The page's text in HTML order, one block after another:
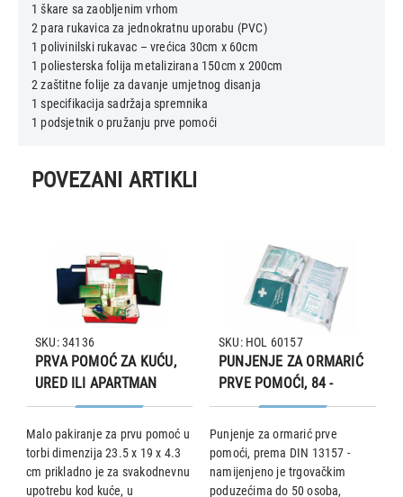
1 škare sa zaobljenim vrhom
2 para rukavica za jednokratnu uporabu (PVC)
1 polivinilski rukavac – vrećica 30cm x 60cm
1 poliesterska folija metalizirana 150cm x 200cm
2 zaštitne folije za davanje umjetnog disanja
1 specifikacija sadržaja spremnika
POVEZANI ARTIKLI
PRVA POMOĆ ZA KUĆU,
URED ILI APARTMAN
Malo pakiranje za prvu pomoć u
torbi dimenzija 23.5 x 19 x 4.3
cm prikladno je za svakodnevnu
upotrebu kod kuće, u
SKU: 34136
PUNJENJE ZA ORMARIĆ
PRVE POMOĆI, 84 -
dijelno, DIN 13157
Punjenje za ormarić prve
pomoći, prema DIN 13157 -
namijenjeno je trgovačkim
poduzećima do 50 osoba,
SKU: HOL 60157